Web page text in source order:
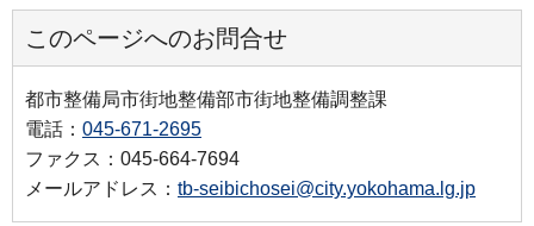
このページへのお問合せ
都市整備局市街地整備部市街地整備調整課
電話： 045-671-2695
ファクス：045-664-7694
メールアドレス： tb-seibichosei@city.yokohama.lg.jp